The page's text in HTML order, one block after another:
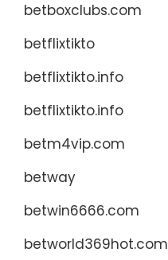
betboxclubs.com
betflixtikto
betflixtikto.info
betflixtikto.info
betm4vip.com
betway
betwin6666.com
betworld369hot.com